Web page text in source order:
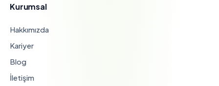
Kurumsal
Hakkımızda
Kariyer
Blog
İletişim